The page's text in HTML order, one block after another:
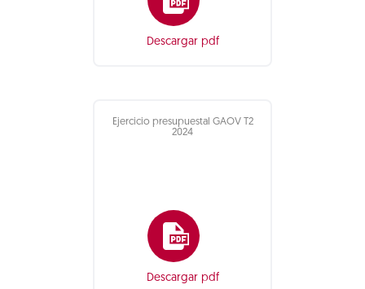
Descargar pdf
Ejercicio presupuestal GAOV T2
2024
Descargar pdf